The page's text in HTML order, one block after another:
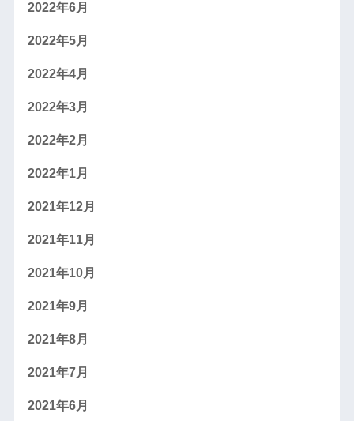
2022年6月
2022年5月
2022年4月
2022年3月
2022年2月
2022年1月
2021年12月
2021年11月
2021年10月
2021年9月
2021年8月
2021年7月
2021年6月